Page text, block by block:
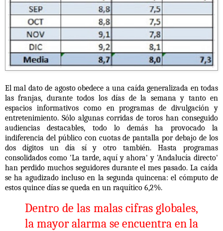
El mal dato de agosto obedece a una caída generalizada en todas
las franjas, durante todos los días de la semana y tanto en
espacios informativos como en programas de divulgación y
entretenimiento. Sólo algunas corridas de toros han conseguido
audiencias destacables, todo lo demás ha provocado la
indiferencia del público con cuotas de pantalla por debajo de los
dos dígitos un día sí y otro también. Hasta programas
consolidados como 'La tarde, aquí y ahora' y 'Andalucía directo'
han perdido muchos seguidores durante el mes pasado. La caída
se ha agudizado incluso en la segunda quincena: el cómputo de
estos quince días se queda en un raquítico 6,2%.
Dentro de las malas cifras globales,
la mayor alarma se encuentra en la